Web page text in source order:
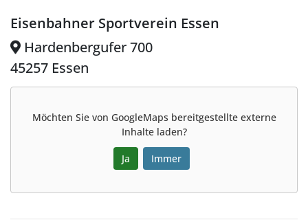
Eisenbahner Sportverein Essen
Hardenbergufer 700
45257 Essen
Möchten Sie von GoogleMaps bereitgestellte externe
Inhalte laden?
Ja Immer